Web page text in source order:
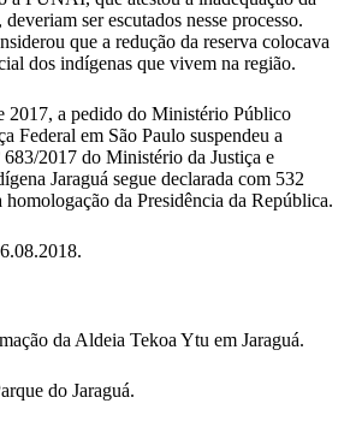
ser escutados nesse processo.
que a redução da reserva colocava
dos indígenas que vivem na região.
2017, a pedido do Ministério Público
Federal em São Paulo suspendeu a
683/2017 do Ministério da Justiça e
Jaraguá segue declarada com 532
homologação da Presidência da República.
da Aldeia Tekoa Ytu em Jaraguá.
do Jaraguá.